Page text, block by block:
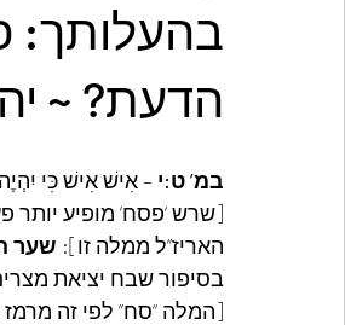
בהעלותך:
הדעת? ~
במ’ ט:י – אִישׁ אִישׁ כִּי
[שרש ‘פסח’ מופיע
האריז”ל ממלה זו]: שער
בסיפור שבח יציאת
[המלה “סח” לפי זה